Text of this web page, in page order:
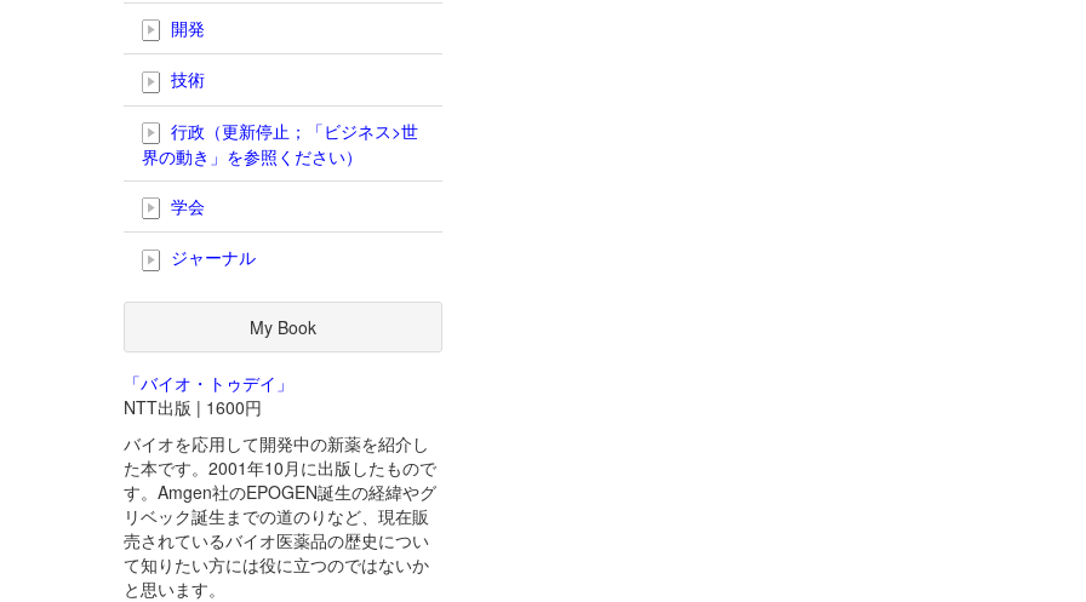
開発
技術
行政（更新停止；「ビジネス>世
界の動き」を参照ください）
学会
ジャーナル
My Book
「バイオ・トゥデイ」
NTT出版 | 1600円
バイオを応用して開発中の新薬を紹介し
た本です。2001年10月に出版したもので
す。Amgen社のEPOGEN誕生の経緯やグ
リベック誕生までの道のりなど、現在販
売されているバイオ医薬品の歴史につい
て知りたい方には役に立つのではないか
と思います。